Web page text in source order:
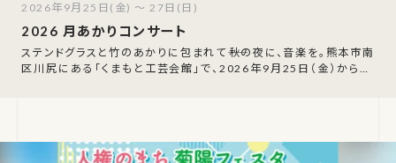
2026 月あかりコンサート
ステンドグラスと竹のあかりに包まれて――秋の夜に、音楽を。熊本市南
区川尻にある「くまもと工芸会館」で、2026年9月25日（金）から27
2026年9月25日(金) ～ 27日(日)